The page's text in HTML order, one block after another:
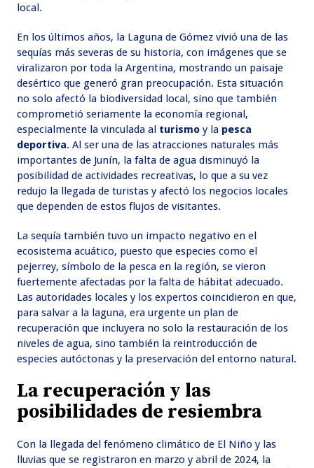
local.
En los últimos años, la Laguna de Gómez vivió una de las
sequías más severas de su historia, con imágenes que se
viralizaron por toda la Argentina, mostrando un paisaje
desértico que generó gran preocupación. Esta situación
no solo afectó la biodiversidad local, sino que también
comprometió seriamente la economía regional,
especialmente la vinculada al turismo y la pesca
deportiva. Al ser una de las atracciones naturales más
importantes de Junín, la falta de agua disminuyó la
posibilidad de actividades recreativas, lo que a su vez
redujo la llegada de turistas y afectó los negocios locales
que dependen de estos flujos de visitantes.
La sequía también tuvo un impacto negativo en el
ecosistema acuático, puesto que especies como el
pejerrey, símbolo de la pesca en la región, se vieron
fuertemente afectadas por la falta de hábitat adecuado.
Las autoridades locales y los expertos coincidieron en que,
para salvar a la laguna, era urgente un plan de
recuperación que incluyera no solo la restauración de los
niveles de agua, sino también la reintroducción de
especies autóctonas y la preservación del entorno natural.
La recuperación y las
posibilidades de resiembra
Con la llegada del fenómeno climático de El Niño y las
lluvias que se registraron en marzo y abril de 2024, la